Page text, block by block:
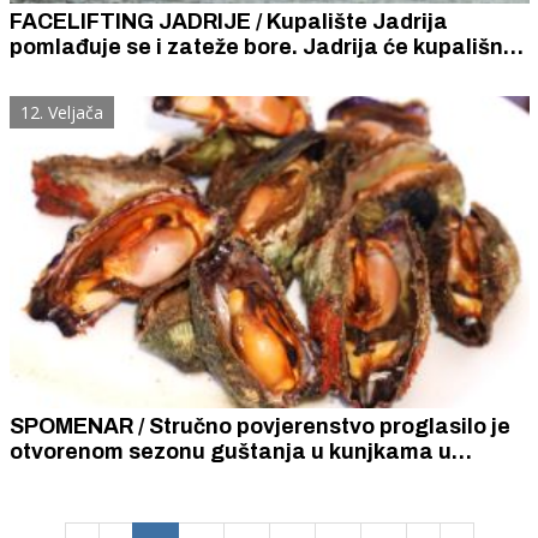
FACELIFTING JADRIJE / Kupalište Jadrija
pomlađuje se i zateže bore. Jadrija će kupališnu
12. Veljača
SPOMENAR / Stručno povjerenstvo proglasilo je
otvorenom sezonu guštanja u kunjkama u